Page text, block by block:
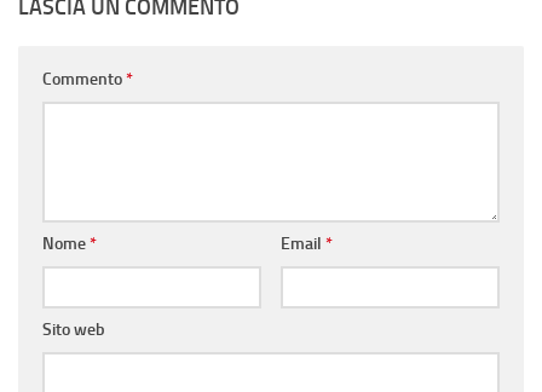
LASCIA UN COMMENTO
Commento*
Nome* Email *
Sito web